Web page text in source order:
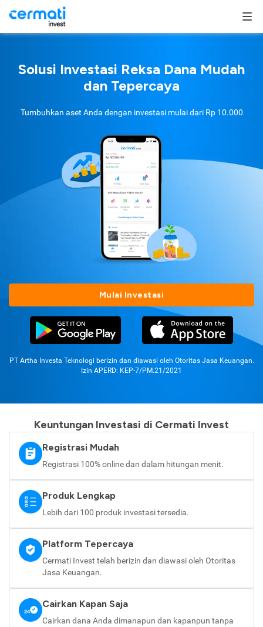
Solusi Investasi Reksa Dana Mudah
dan Tepercaya
Tumbuhkan aset Anda dengan investasi mulai dari Rp 10.000
Mulai Investasi
PT Artha Investa Teknologi berizin dan diawasi oleh Otoritas Jasa Keuangan.
Izin APERD: KEP-7/PM.21/2021
Keuntungan Investasi di Cermati Invest
Registrasi Mudah
Registrasi 100% online dan dalam hitungan menit.
Produk Lengkap
Lebih dari 100 produk investasi tersedia.
Platform Tepercaya
Cermati Invest telah berizin dan diawasi oleh Otoritas
Jasa Keuangan.
Cairkan Kapan Saja
Cairkan dana Anda dimanapun dan kapanpun tanpa